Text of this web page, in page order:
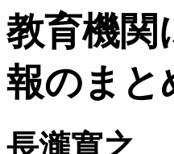
教育機関
報のまと